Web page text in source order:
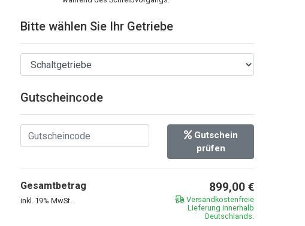
Bitte wählen Sie Ihr Getriebe
Gutscheincode
Gutschein
prüfen
Gesamtbetrag
inkl. 19% MwSt.
899,00 €
Versandkostenfreie
Lieferung innerhalb
Deutschlands.